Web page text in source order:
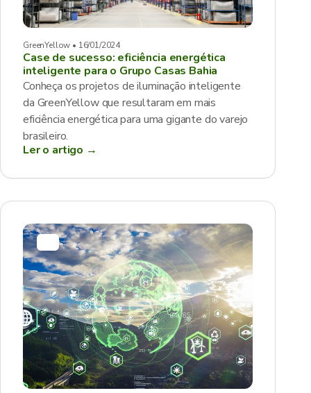
GreenYellow • 16/01/2024
Case de sucesso: eficiência energética
inteligente para o Grupo Casas Bahia
Conheça os projetos de iluminação inteligente
da GreenYellow que resultaram em mais
eficiência energética para uma gigante do varejo
brasileiro.
Ler o artigo →